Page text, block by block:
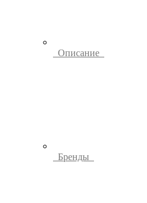
Описание
Бренды